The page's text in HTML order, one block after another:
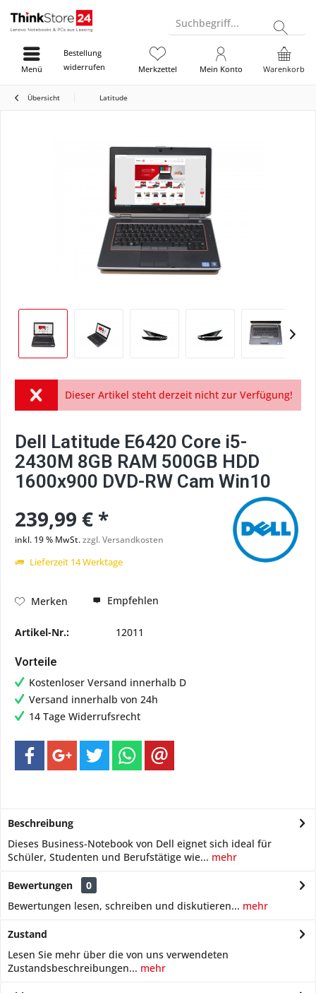
Suchbegriff...
Bestellung
widerrufen
Warenkorb
Merkzettel Mein Konto
Menü
Übersicht Latitude
Dieser Artikel steht derzeit nicht zur Verfügung!
Dell Latitude E6420 Core i5-
2430M 8GB RAM 500GB HDD
1600x900 DVD-RW Cam Win10
239,99 € *
inkl. 19 % MwSt.zzgl. Versandkosten
Lieferzeit 14 Werktage
Merken Empfehlen
Artikel-Nr.: 12011
Vorteile
Kostenloser Versand innerhalb D
Versand innerhalb von 24h
14 Tage Widerrufsrecht
Beschreibung
Dieses Business-Notebook von Dell eignet sich ideal für
Schüler, Studenten und Berufstätige wie... mehr
Bewertungen
0
Bewertungen lesen, schreiben und diskutieren... mehr
Zustand
Lesen Sie mehr über die von uns verwendeten
Zustandsbeschreibungen... mehr